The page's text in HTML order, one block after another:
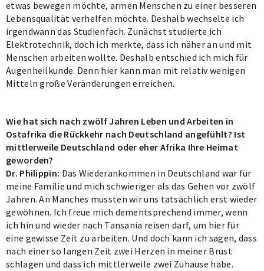
etwas bewegen möchte, armen Menschen zu einer besseren
Lebensqualität verhelfen möchte. Deshalb wechselte ich
irgendwann das Studienfach. Zunächst studierte ich
Elektrotechnik, doch ich merkte, dass ich näher an und mit
Menschen arbeiten wollte. Deshalb entschied ich mich für
Augenheilkunde. Denn hier kann man mit relativ wenigen
Mitteln große Veränderungen erreichen.
Wie hat sich nach zwölf Jahren Leben und Arbeiten in
Ostafrika die Rückkehr nach Deutschland angefühlt? Ist
mittlerweile Deutschland oder eher Afrika Ihre Heimat
geworden?
Dr. Philippin: Das Wiederankommen in Deutschland war für
meine Familie und mich schwieriger als das Gehen vor zwölf
Jahren. An Manches mussten wir uns tatsächlich erst wieder
gewöhnen. Ich freue mich dementsprechend immer, wenn
ich hin und wieder nach Tansania reisen darf, um hier für
eine gewisse Zeit zu arbeiten. Und doch kann ich sagen, dass
nach einer so langen Zeit zwei Herzen in meiner Brust
schlagen und dass ich mittlerweile zwei Zuhause habe.